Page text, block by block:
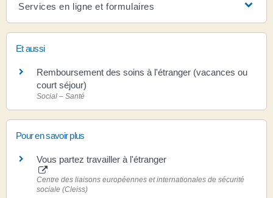
Services en ligne et formulaires
Et aussi
Remboursement des soins à l'étranger (vacances ou
court séjour)
Social – Santé
Pour en savoir plus
Vous partez travailler à l'étranger
Centre des liaisons européennes et internationales de sécurité
sociale (Cleiss)